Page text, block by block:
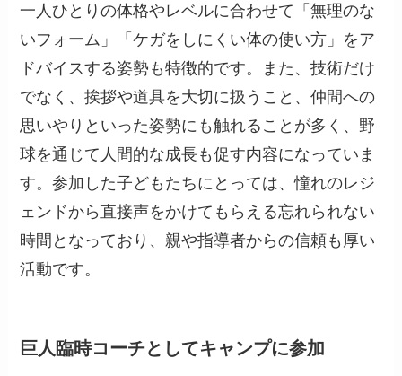
一人ひとりの体格やレベルに合わせて「無理のな
いフォーム」「ケガをしにくい体の使い方」をア
ドバイスする姿勢も特徴的です。また、技術だけ
でなく、挨拶や道具を大切に扱うこと、仲間への
思いやりといった姿勢にも触れることが多く、野
球を通じて人間的な成長も促す内容になっていま
す。参加した子どもたちにとっては、憧れのレジ
ェンドから直接声をかけてもらえる忘れられない
時間となっており、親や指導者からの信頼も厚い
活動です。
巨人臨時コーチとしてキャンプに参加